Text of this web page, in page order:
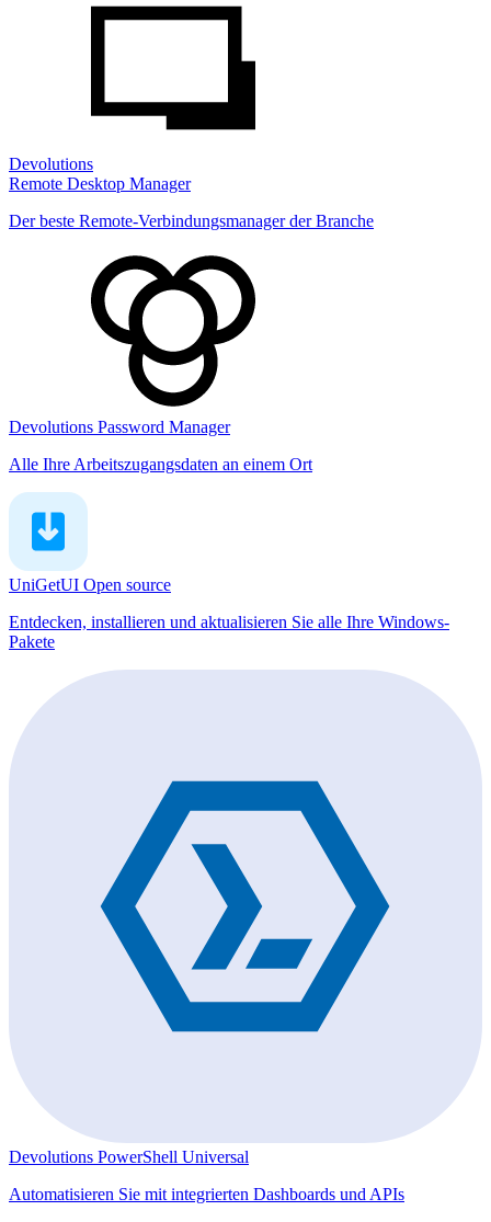
Devolutions
Remote Desktop Manager
Der beste Remote-Verbindungsmanager der Branche
Devolutions Password Manager
Alle Ihre Arbeitszugangsdaten an einem Ort
UniGetUI Open source
Entdecken, installieren und aktualisieren Sie alle Ihre Windows-
Pakete
Devolutions PowerShell Universal
Automatisieren Sie mit integrierten Dashboards und APIs